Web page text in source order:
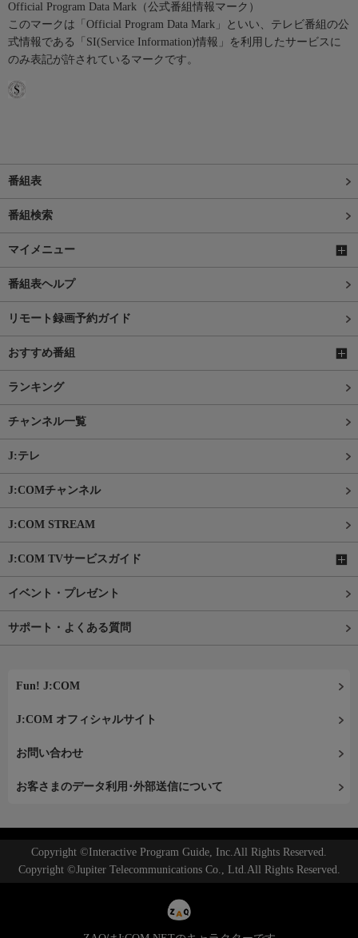
Official Program Data Mark（公式番組情報マーク）
このマークは「Official Program Data Mark」といい、テレビ番組の公
式情報である「SI(Service Information)情報」を利用したサービスに
のみ表記が許されているマークです。
番組表
番組検索
マイメニュー
番組表ヘルプ
リモート録画予約ガイド
おすすめ番組
ランキング
チャンネル一覧
J:テレ
J:COMチャンネル
J:COM STREAM
J:COM TVサービスガイド
イベント・プレゼント
サポート・よくある質問
Fun! J:COM
J:COM オフィシャルサイト
お問い合わせ
お客さまのデータ利用･外部送信について
Copyright ©Interactive Program Guide, Inc.All Rights Reserved.
Copyright ©Jupiter Telecommunications Co., Ltd.All Rights Reserved.